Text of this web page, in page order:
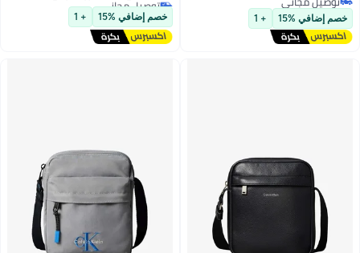
توصيل مجاني
خصم إضافي %15 + 1 #28 في شنط كروسبودي
خصم إضافي %15 + 1